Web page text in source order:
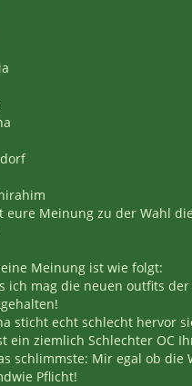
eure Meinung zu der Wahl
Meinung ist wie folgt:
ich mag die neuen outfits
sticht echt schlecht hervor
ein ziemlich Schlechter OC
schlimmste: Mir egal ob die
Pflicht!